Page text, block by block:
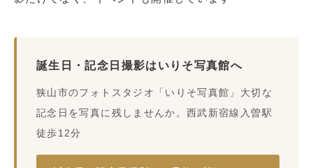
誕生日・記念日撮影はいりそ写真館へ
狭山市のフォトスタジオ「いりそ写真館」大切な
記念日を写真に残しませんか。西武新宿線入曽駅
徒歩12分